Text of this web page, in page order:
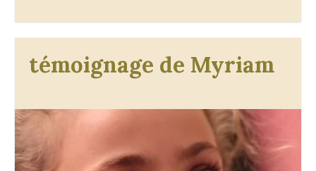
témoignage de Myriam